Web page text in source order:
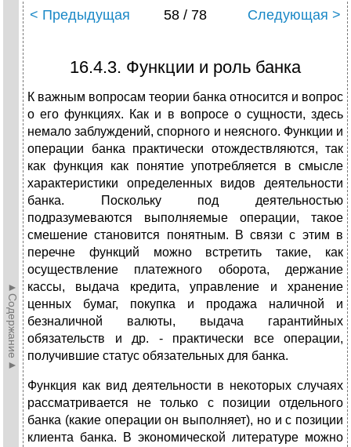
►Содержание►
< Предыдущая 58 / 78 Следующая >
16.4.3. Функции и роль банка
К важным вопросам теории банка относится и вопрос
о его функциях. Как и в вопросе о сущности, здесь
немало заблуждений, спорного и неясного. Функции и
операции банка практически отождествляются, так
как функция как понятие употребляется в смысле
характеристики определенных видов деятельности
банка. Поскольку под деятельностью
подразумеваются выполняемые операции, такое
смешение становится понятным. В связи с этим в
перечне функций можно встретить такие, как
осуществление платежного оборота, держание
кассы, выдача кредита, управление и хранение
ценных бумаг, покупка и продажа наличной и
безналичной валюты, выдача гарантийных
обязательств и др. - практически все операции,
получившие статус обязательных для банка.
Функция как вид деятельности в некоторых случаях
рассматривается не только с позиции отдельного
банка (какие операции он выполняет), но и с позиции
клиента банка. В экономической литературе можно